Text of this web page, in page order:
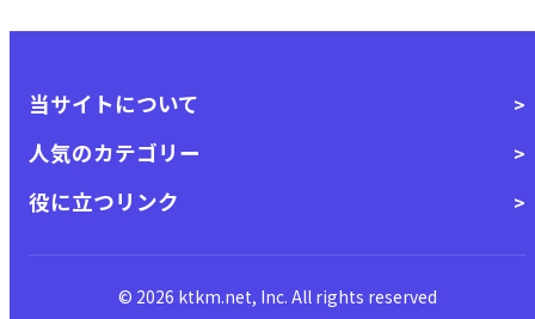
当サイトについて
人気のカテゴリー
役に立つリンク
© 2026 ktkm.net, Inc. All rights reserved